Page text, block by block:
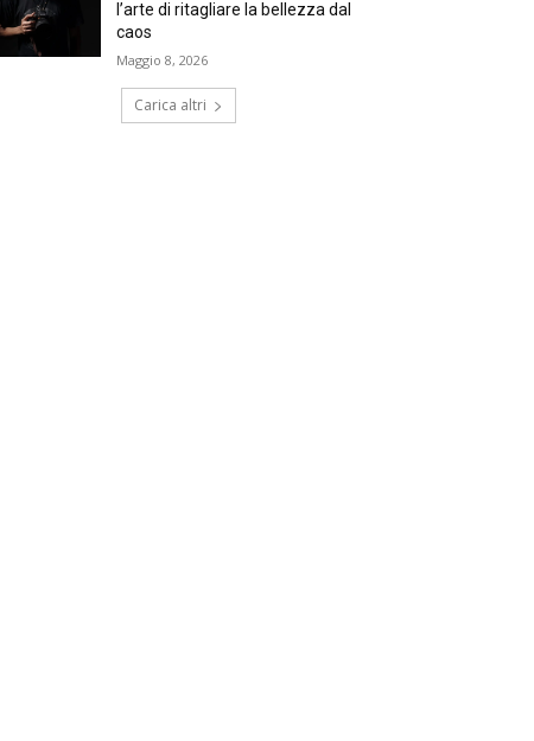
l’arte di ritagliare la bellezza dal
caos
Maggio 8, 2026
Carica altri